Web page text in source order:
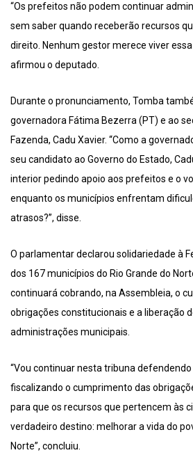
“Os prefeitos não podem continuar
sem saber quando receberão recursos
direito. Nenhum gestor merece viver
afirmou o deputado.
Durante o pronunciamento, Tomba
governadora Fátima Bezerra (PT) e ao
Fazenda, Cadu Xavier. “Como a
seu candidato ao Governo do Estado,
interior pedindo apoio aos prefeitos e o
enquanto os municípios enfrentam
atrasos?”, disse.
O parlamentar declarou solidariedade à
dos 167 municípios do Rio Grande do
continuará cobrando, na Assembleia, o
obrigações constitucionais e a liberação
administrações municipais.
“Vou continuar nesta tribuna
fiscalizando o cumprimento das
para que os recursos que pertencem às
verdadeiro destino: melhorar a vida do
Norte”, concluiu.